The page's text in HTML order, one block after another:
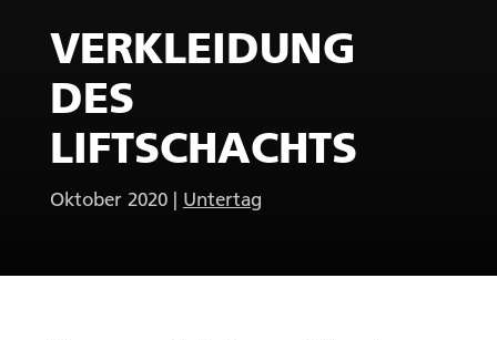
VERKLEIDUNG
DES
LIFTSCHACHTS
Oktober 2020| Untertag